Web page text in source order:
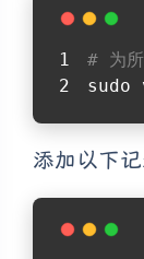
# 为
添加以下记